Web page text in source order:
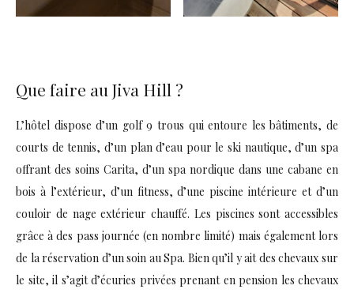
Que faire au Jiva Hill ?
L’hôtel dispose d’un golf 9 trous qui entoure les bâtiments, de
courts de tennis, d’un plan d’eau pour le ski nautique, d’un spa
offrant des soins Carita, d’un spa nordique dans une cabane en
bois à l’extérieur, d’un fitness, d’une piscine intérieure et d’un
couloir de nage extérieur chauffé. Les piscines sont accessibles
grâce à des pass journée (en nombre limité) mais également lors
de la réservation d’un soin au Spa. Bien qu’il y ait des chevaux sur
le site, il s’agit d’écuries privées prenant en pension les chevaux